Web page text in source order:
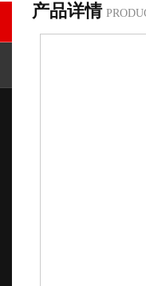
产品详情